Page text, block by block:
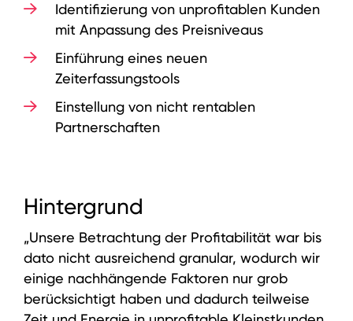
Identifizierung von unprofitablen Kunden
mit Anpassung des Preisniveaus
Einführung eines neuen
Zeiterfassungstools
Einstellung von nicht rentablen
Partnerschaften
Hintergrund
„Unsere Betrachtung der Profitabilität war bis
dato nicht ausreichend granular, wodurch wir
einige nachhängende Faktoren nur grob
berücksichtigt haben und dadurch teilweise